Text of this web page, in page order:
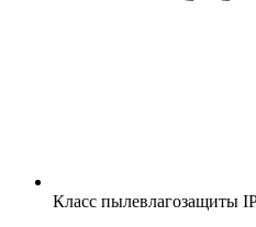
Класс пылевлагозащиты